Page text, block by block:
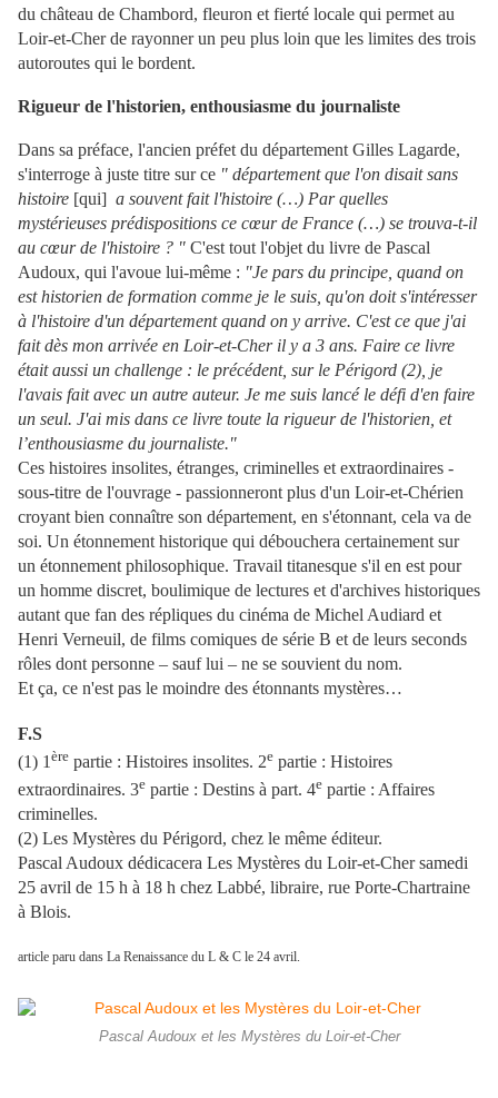
du château de Chambord, fleuron et fierté locale qui permet au
Loir-et-Cher de rayonner un peu plus loin que les limites des trois
autoroutes qui le bordent.
Rigueur de l'historien, enthousiasme du journaliste
Dans sa préface, l'ancien préfet du département Gilles Lagarde,
s'interroge à juste titre sur ce " département que l'on disait sans
histoire [qui] a souvent fait l'histoire (…) Par quelles
mystérieuses prédispositions ce cœur de France (…) se trouva-t-il
au cœur de l'histoire ? " C'est tout l'objet du livre de Pascal
Audoux, qui l'avoue lui-même : "Je pars du principe, quand on
est historien de formation comme je le suis, qu'on doit s'intéresser
à l'histoire d'un département quand on y arrive. C'est ce que j'ai
fait dès mon arrivée en Loir-et-Cher il y a 3 ans. Faire ce livre
était aussi un challenge : le précédent, sur le Périgord (2), je
l'avais fait avec un autre auteur. Je me suis lancé le défi d'en faire
un seul. J'ai mis dans ce livre toute la rigueur de l'historien, et
l’enthousiasme du journaliste."
Ces histoires insolites, étranges, criminelles et extraordinaires -
sous-titre de l'ouvrage - passionneront plus d'un Loir-et-Chérien
croyant bien connaître son département, en s'étonnant, cela va de
soi. Un étonnement historique qui débouchera certainement sur
un étonnement philosophique. Travail titanesque s'il en est pour
un homme discret, boulimique de lectures et d'archives historiques
autant que fan des répliques du cinéma de Michel Audiard et
Henri Verneuil, de films comiques de série B et de leurs seconds
rôles dont personne – sauf lui – ne se souvient du nom.
Et ça, ce n'est pas le moindre des étonnants mystères…
F.S
(1) 1 ère partie : Histoires insolites. 2e partie : Histoires
extraordinaires. 3e partie : Destins à part. 4e partie : Affaires
criminelles.
(2) Les Mystères du Périgord, chez le même éditeur.
Pascal Audoux dédicacera Les Mystères du Loir-et-Cher samedi
25 avril de 15 h à 18 h chez Labbé, libraire, rue Porte-Chartraine
à Blois.
article paru dans La Renaissance du L & C le 24 avril.
Pascal Audoux et les Mystères du Loir-et-Cher